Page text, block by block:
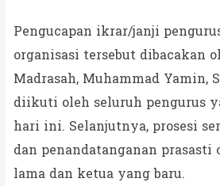
Pengucapan ikrar/janji
organisasi tersebut dibacakan
Madrasah, Muhammad Yamin,
diikuti oleh seluruh pengurus
hari ini. Selanjutnya, prosesi
dan penandatanganan
lama dan ketua yang baru.